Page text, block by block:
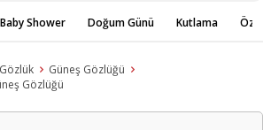
Baby Shower Doğum Günü Kutlama
Gözlük
Güneş Gözlüğü
Gözlüğü